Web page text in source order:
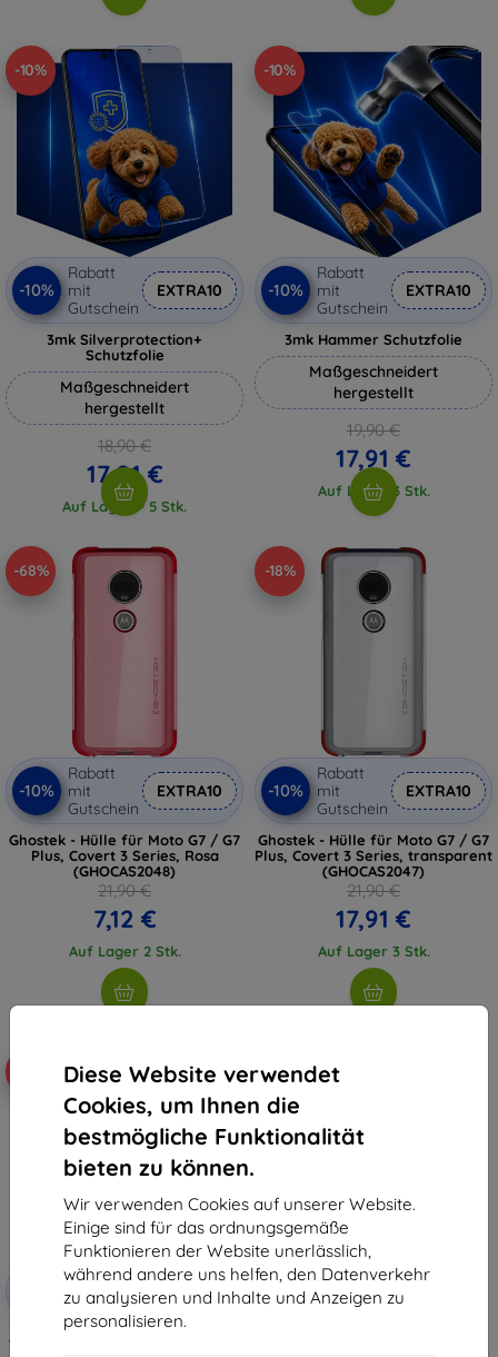
Diese Website verwendet
Cookies, um Ihnen die
bestmögliche Funktionalität
bieten zu können.
Wir verwenden Cookies auf unserer Website.
Einige sind für das ordnungsgemäße
Funktionieren der Website unerlässlich,
während andere uns helfen, den Datenverkehr
zu analysieren und Inhalte und Anzeigen zu
personalisieren.
-10%
-10%
Rabatt
mit
Gutschein
EXTRA10
3mk Silverprotection+
Schutzfolie
Maßgeschneidert
hergestellt
18,90 €
17,01 €
Auf Lager > 5 Stk.
-10%
-10%
Rabatt
mit
Gutschein
EXTRA10
3mk Hammer Schutzfolie
Maßgeschneidert
hergestellt
19,90 €
17,91 €
Auf Lager 3 Stk.
-68%
-10%
Rabatt
mit
Gutschein
EXTRA10
Ghostek - Hülle für Moto G7 / G7
Plus, Covert 3 Series, Rosa
(GHOCAS2048)
21,90 €
7,12 €
Auf Lager 2 Stk.
-18%
-10%
Rabatt
mit
Gutschein
EXTRA10
Ghostek - Hülle für Moto G7 / G7
Plus, Covert 3 Series, transparent
(GHOCAS2047)
21,90 €
17,91 €
Auf Lager 3 Stk.
Rabatt
mit
Gutschein
EXTRA10
Ghostek - Hülle für Moto G7 / G7